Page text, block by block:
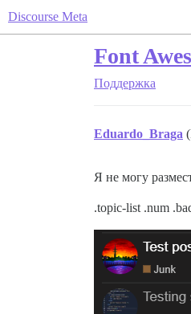
Discourse Meta
Font
Поддержка
Eduardo_Braga
Я не могу
.topic-list .num